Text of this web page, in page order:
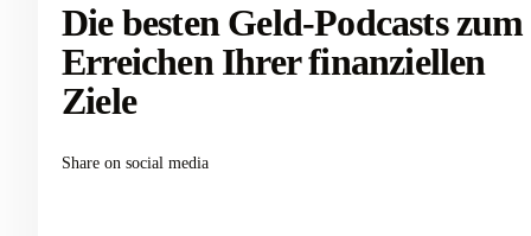
Die besten Geld-Podcasts zum
Erreichen Ihrer finanziellen
Ziele
Share on social media